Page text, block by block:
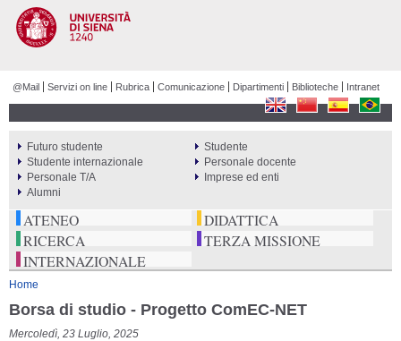
@Mail Servizi on line Rubrica Comunicazione Dipartimenti Biblioteche Intranet
ATENEO
DIDATTICA
RICERCA
TERZA MISSIONE
INTERNAZIONALE
PERCORSI
Futuro studente
Studente
Studente internazionale
Personale docente
Personale T/A
Imprese ed enti
Alumni
Tu sei qui
Home
Borsa di studio - Progetto ComEC-NET
Mercoledì, 23 Luglio, 2025